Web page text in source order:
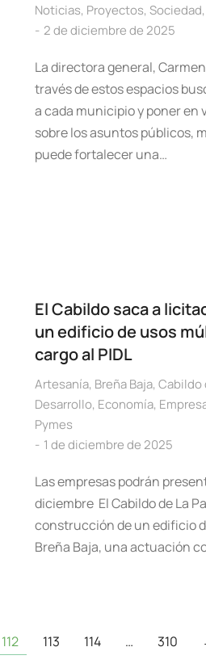
Noticias, Proyectos, Sociedad,
2 de diciembre de 2025
La directora general,
través de estos espacios
a cada municipio y poner en
sobre los asuntos públicos,
puede fortalecer una…
El Cabildo saca a
un edificio de usos
cargo al PIDL
Artesanía, Breña Baja, Cabildo
Desarrollo, Economía,
Pymes
1 de diciembre de 2025
Las empresas podrán
diciembre El Cabildo de La
construcción de un edificio
Breña Baja, una actuación
112 113 114 … 310